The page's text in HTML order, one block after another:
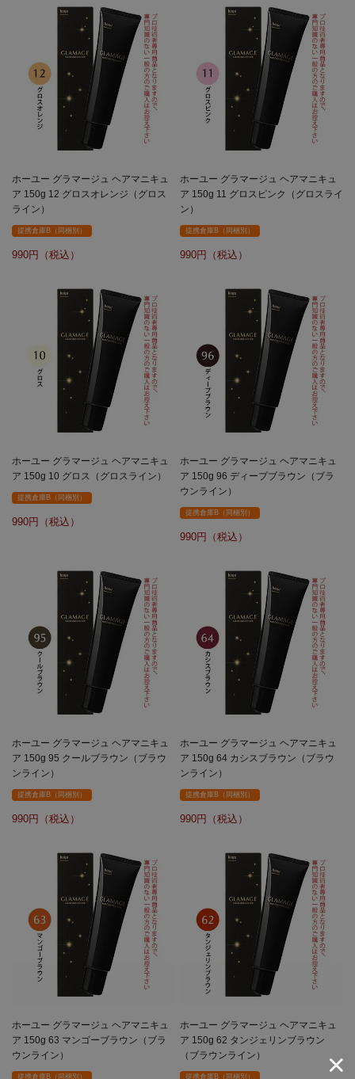
ホーユー グラマージュ ヘアマニキュ
ア 150g 12 グロスオレンジ（グロス
ライン）
提携倉庫B（同梱別）
990
ホーユー グラマージュ ヘアマニキュ
ア 150g 11 グロスピンク（グロスライ
ン）
提携倉庫B（同梱別）
990
ホーユー グラマージュ ヘアマニキュ
ア 150g 10 グロス（グロスライン）
提携倉庫B（同梱別）
990
ホーユー グラマージュ ヘアマニキュ
ア 150g 96 ディープブラウン（ブラ
ウンライン）
提携倉庫B（同梱別）
990
ホーユー グラマージュ ヘアマニキュ
ア 150g 95 クールブラウン（ブラウ
ンライン）
提携倉庫B（同梱別）
990
ホーユー グラマージュ ヘアマニキュ
ア 150g 64 カシスブラウン（ブラウ
ンライン）
提携倉庫B（同梱別）
990
ホーユー グラマージュ ヘアマニキュ
ア 150g 63 マンゴーブラウン（ブラ
ウンライン）
提携倉庫B（同梱別）
ホーユー グラマージュ ヘアマニキュ
ア 150g 62 タンジェリンブラウン
（ブラウンライン）
提携倉庫B（同梱別）